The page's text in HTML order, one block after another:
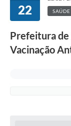
22 SAÚDE
Prefeitura de
Vacinação